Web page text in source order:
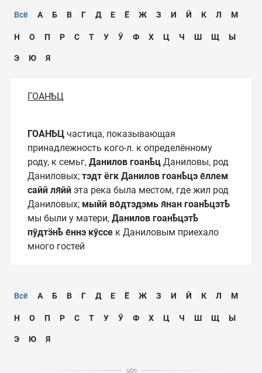
Всё А Б В Г Д Е Ё Ж З И Ӣ К Л М
Н О П Р С Т У Ӯ Ф Х Ц Ч Ш Щ Ы
Э Ю Я
ГОАНҌЦ
ГОАНҌЦ частица, показывающая
принадлежность кого-л. к определённому
роду, к семьг, Данилов гоанҍц Даниловы, род
Даниловых; тэдт ёгк Данилов гоанҍцэ е̄ллем
сайй ля̄йй эта река была местом, где жил род
Даниловых; мыйй во̄дтэдэмь я̄нан гоанҍцэтҍ
мы были у матери, Данилов гоанҍцэтҍ
пӯдтӭнҍ е̄ннэ кӯссе к Даниловым приехало
много гостей
Всё А Б В Г Д Е Ё Ж З И Ӣ К Л М
Н О П Р С Т У Ӯ Ф Х Ц Ч Ш Щ Ы
Э Ю Я